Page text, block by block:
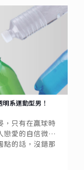
明系運動型男！
，只有在贏球時
戀愛的自信微
點的話，沒錯那